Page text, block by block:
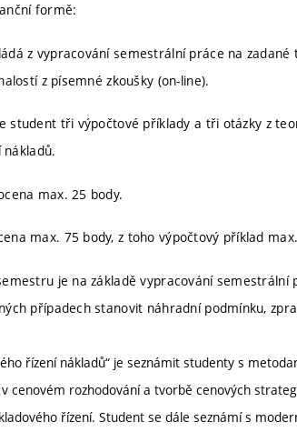
formě:
z vypracování semestrální práce na
z písemné zkoušky (on-line).
student tři výpočtové příklady a tři otázky z
max. 25 body.
max. 75 body, z toho výpočtový příklad
je na základě vypracování
případech stanovit náhradní podmínku,
řízení nákladů“ je seznámit studenty s
cenovém rozhodování a tvorbě cenových
řízení. Student se dále seznámí s